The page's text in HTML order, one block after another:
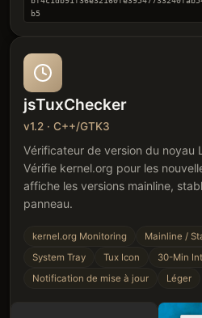
b5
jsTuxChecker
v1.2 · C++/GTK3
Vérificateur de version du noyau
Vérifie kernel.org pour les
affiche les versions mainline,
panneau.
kernel.org Monitoring
Mainline /
System Tray
Tux Icon
30-Min
Notification de mise à jour
Léger